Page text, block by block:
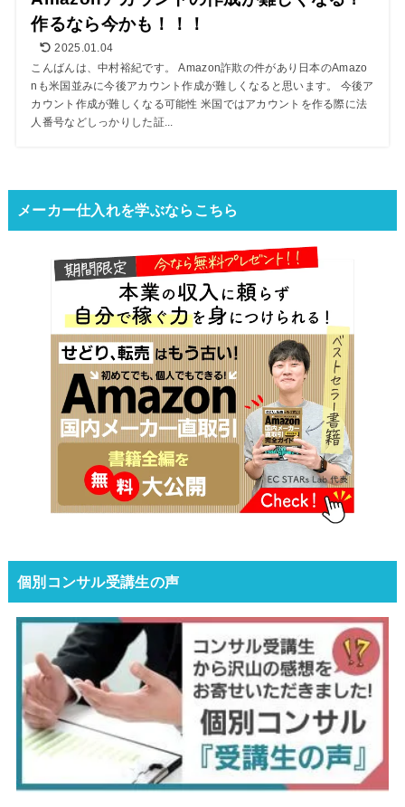
作るなら今かも！！！
2025.01.04
こんばんは、中村裕紀です。 Amazon詐欺の件があり日本のAmazo
nも米国並みに今後アカウント作成が難しくなると思います。 今後ア
カウント作成が難しくなる可能性 米国ではアカウントを作る際に法
人番号などしっかりした証...
メーカー仕入れを学ぶならこちら
個別コンサル受講生の声